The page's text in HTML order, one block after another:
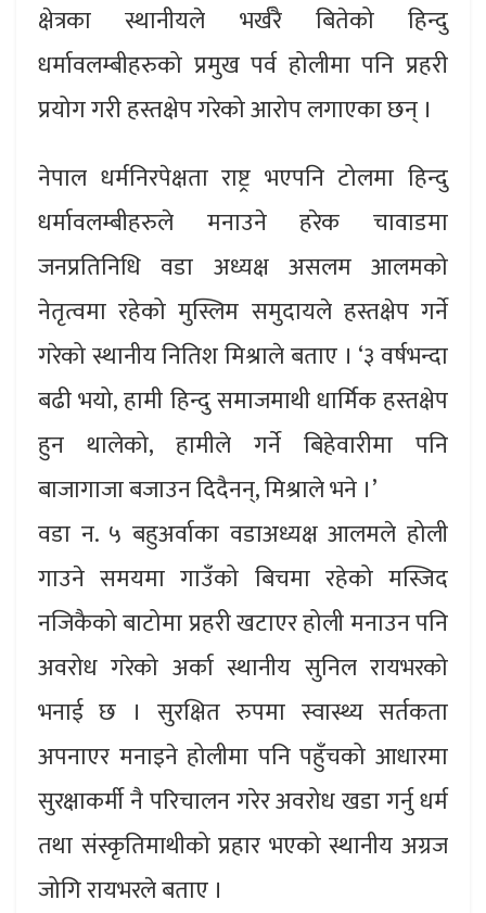
क्षेत्रका स्थानीयले भर्खरै बितेको हिन्दु
धर्मावलम्बीहरुको प्रमुख पर्व होलीमा पनि प्रहरी
प्रयोग गरी हस्तक्षेप गरेको आरोप लगाएका छन् ।
नेपाल धर्मनिरपेक्षता राष्ट्र भएपनि टोलमा हिन्दु
धर्मावलम्बीहरुले मनाउने हरेक चावाडमा
जनप्रतिनिधि वडा अध्यक्ष असलम आलमको
नेतृत्वमा रहेको मुस्लिम समुदायले हस्तक्षेप गर्ने
गरेको स्थानीय नितिश मिश्राले बताए । ‘३ वर्षभन्दा
बढी भयो, हामी हिन्दु समाजमाथी धार्मिक हस्तक्षेप
हुन थालेको, हामीले गर्ने बिहेवारीमा पनि
बाजागाजा बजाउन दिदैनन्, मिश्राले भने ।’
वडा न. ५ बहुअर्वाका वडाअध्यक्ष आलमले होली
गाउने समयमा गाउँको बिचमा रहेको मस्जिद
नजिकैको बाटोमा प्रहरी खटाएर होली मनाउन पनि
अवरोध गरेको अर्का स्थानीय सुनिल रायभरको
भनाई छ । सुरक्षित रुपमा स्वास्थ्य सर्तकता
अपनाएर मनाइने होलीमा पनि पहुँचको आधारमा
सुरक्षाकर्मी नै परिचालन गरेर अवरोध खडा गर्नु धर्म
तथा संस्कृतिमाथीको प्रहार भएको स्थानीय अग्रज
जोगि रायभरले बताए ।